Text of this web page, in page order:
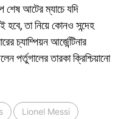
শেষ আটের ম্যাচে যদি
হবে, তা নিয়ে কোনও সন্দেহ
চ্যাম্পিয়ন আর্জেন্টিনার
পর্তুগালের তারকা ক্রিশ্চিয়ানো
Lionel Messi